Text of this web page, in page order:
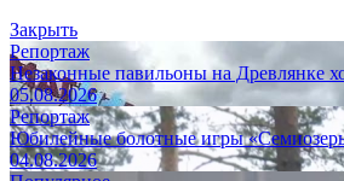
Закрыть
Репортаж
Незаконные павильоны на Древлянке
05.08.2026
Репортаж
Юбилейные болотные игры
04.08.2026